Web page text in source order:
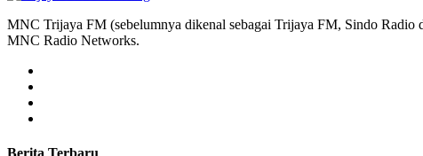
MNC Trijaya FM (sebelumnya dikenal sebagai Trijaya FM, Sindo Radio
MNC Radio Networks.
Berita Terbaru